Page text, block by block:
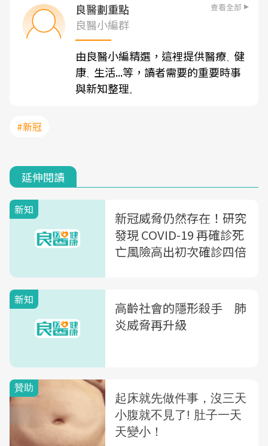
良醫劃重點 查看全部
良醫小編群
由良醫小編精選，這裡提供醫療、 健
康、 生活...等，讀者需要的重要時事
與新知整理。
#新冠
延伸閱讀
新知
新冠威脅仍然存在！研究
發現 COVID-19 再確診死
亡風險高出初次確診四倍
新知
高齡社會的隱形殺手 肺
炎威脅再升級